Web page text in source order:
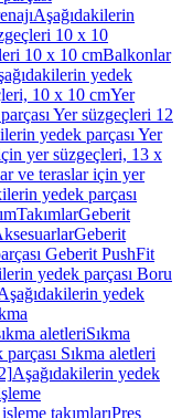
Aşağıdakilerin
10 x 10
10 x 10 cmBalkonlar
yedek
10 x 10 cmYer
Yer süzgeçleri 12
yedek parçası Yer
yer süzgeçleri, 13 x
ve teraslar için yer
yedek parçası
TakımlarGeberit
Geberit
Geberit PushFit
yedek parçası Boru
yedek
aletleriSıkma
Sıkma aletleri
Aşağıdakilerin yedek
takımlarıPres